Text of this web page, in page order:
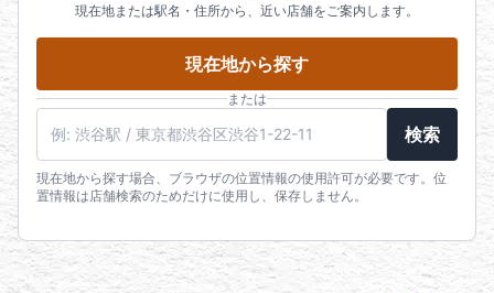
現在地または駅名・住所から、近い店舗をご案内します。
現在地から探す
または
検索
現在地から探す場合、ブラウザの位置情報の使用許可が必要です。位
置情報は店舗検索のためだけに使用し、保存しません。